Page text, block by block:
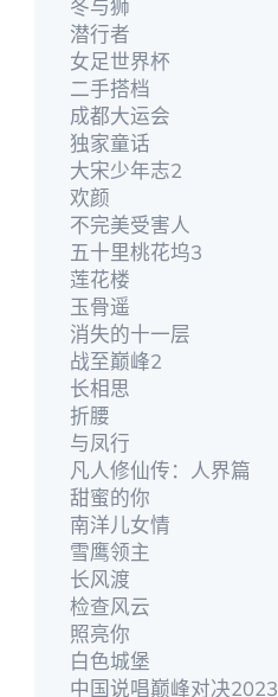
冬与狮
潜行者
女足世界杯
二手搭档
成都大运会
独家童话
大宋少年志2
欢颜
不完美受害人
五十里桃花坞3
莲花楼
玉骨遥
消失的十一层
战至巅峰2
长相思
折腰
与凤行
凡人修仙传：人界篇
甜蜜的你
南洋儿女情
雪鹰领主
长风渡
检查风云
照亮你
白色城堡
中国说唱巅峰对决2023